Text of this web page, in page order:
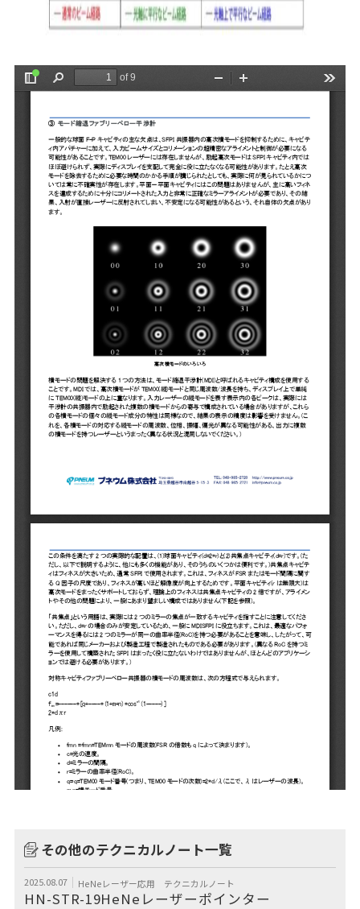
その他のテクニカルノート一覧
2025.08.07 HeNeレーザー応用 テクニカルノート
HN-STR-19HeNeレーザーポインター